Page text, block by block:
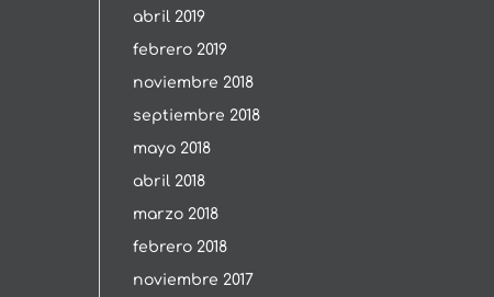
abril 2019
febrero 2019
noviembre 2018
septiembre 2018
mayo 2018
abril 2018
marzo 2018
febrero 2018
noviembre 2017